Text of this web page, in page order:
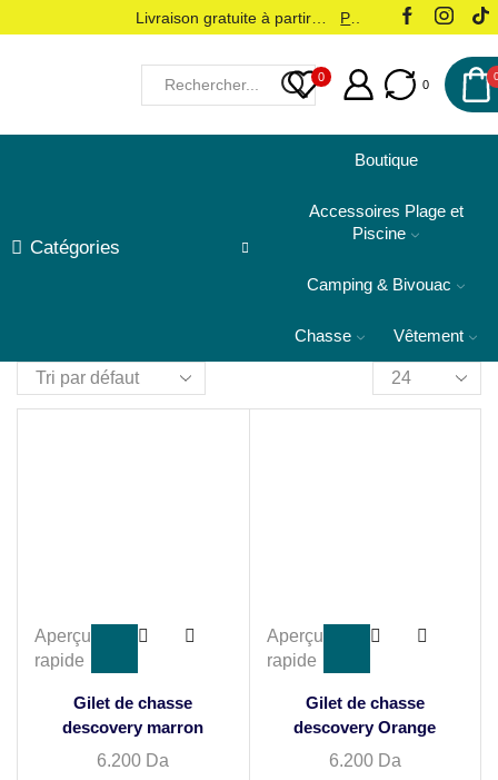
0
0
Catégories
Boutique
Accessoires Plage et
Piscine
Camping & Bivouac
Chasse Vêtement
Aperçu
rapide
Gilet de chasse
descovery marron
6.200 Da
Aperçu
rapide
Gilet de chasse
descovery Orange
6.200 Da